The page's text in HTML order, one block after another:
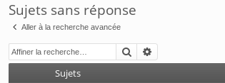
pi
Sujets sans réponse
Aller à la recherche avancée
Rechercher
Sujets